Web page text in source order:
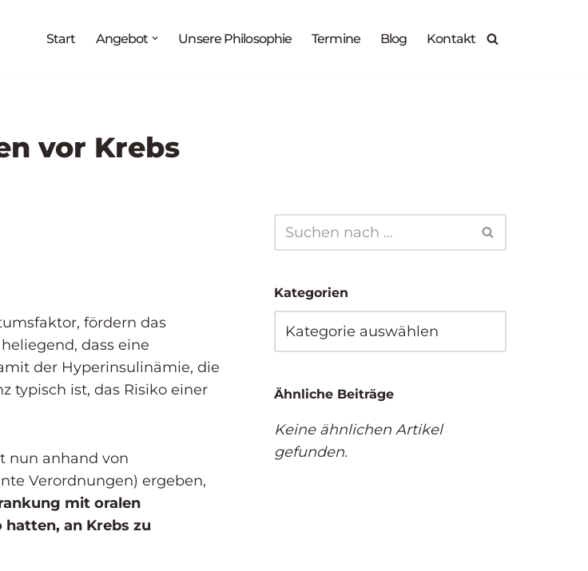
27.08. - 02.09.2026
Start Angebot Unsere Philosophie Termine Blog Kontakt
vor Krebs
fördern das
dass eine
der Hyperinsulinämie, die
typisch ist, das Risiko einer
nun anhand von
Verordnungen) ergeben,
mit oralen
an Krebs zu
Kategorien
Ähnliche Beiträge
Keine ähnlichen Artikel
gefunden.